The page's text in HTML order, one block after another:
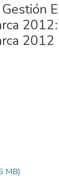
2012
MB)